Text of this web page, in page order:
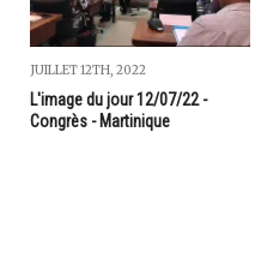
JUILLET 12TH, 2022
L'image du jour 12/07/22 -
Congrès - Martinique